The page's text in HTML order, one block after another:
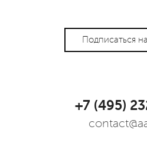
Подписаться
+7 (495)